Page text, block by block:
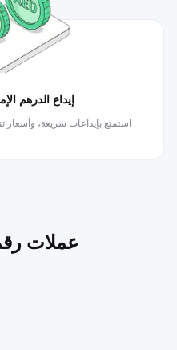
إيداع الدرهم
استمتع بإيداعات سريعة،
عملات